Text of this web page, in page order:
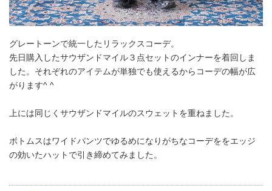
グレートーンで統一したリラックスコーデ。
先日購入したサウザンドマイル３点セットのインナーを着回しま
した。それぞれのアイテムが単独でも使えるからコーデの幅が広
がります^ ^
上には同じくサウザンドマイルのスウェットを重ねました。
ボトムスはワイドパンツでゆるめになりがちなコーデををエッジ
の効いたハットで引き締めてみました。